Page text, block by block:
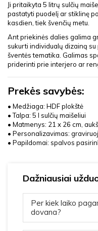
Ji pritaikyta 5 litrų sulčių
pastatyti puodelį ar stiklinę
kasdien, tiek švenčių metu.
Ant priekinės dalies galima
sukurti individualų dizainą
šventės tematika. Galimas
priderinti prie interjero ar
Prekės savybės:
• Medžiaga: HDF plokštė
• Talpa: 5 l sulčių maišeliui
• Matmenys: 21 x 26 cm,
• Personalizavimas:
• Papildomai: spalvos
Dažniausiai
Per kiek laiko
dovana?